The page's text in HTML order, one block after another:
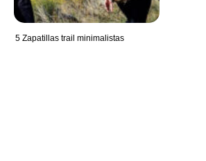
5 Zapatillas trail minimalistas